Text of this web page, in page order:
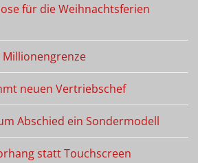
für die Weihnachtsferien
Millionengrenze
neuen Vertriebschef
Abschied ein Sondermodell
statt Touchscreen